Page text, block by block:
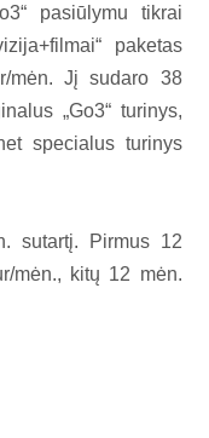
pasiūlymu tikrai
paketas
mėn. Jį sudaro 38
„Go3“ turinys,
specialus turinys
sutartį. Pirmus 12
mėn., kitų 12 mėn.